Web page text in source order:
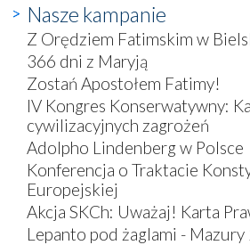
Nasze kampanie
Z Orędziem Fatimskim w
366 dni z Maryją
Zostań Apostołem Fatimy!
IV Kongres Konserwatywny:
cywilizacyjnych zagrożeń
Adolpho Lindenberg w Polsce
Konferencja o Traktacie
Europejskiej
Akcja SKCh: Uważaj! Karta
Lepanto pod żaglami -